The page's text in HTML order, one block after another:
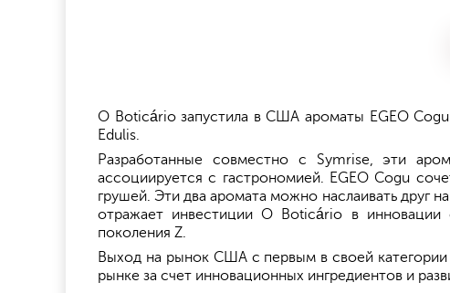
O Boticário запустила в США ароматы EGEO
Edulis.
Разработанные совместно с Symrise, эти
ассоциируется с гастрономией. EGEO Cogu
грушей. Эти два аромата можно наслаивать друг
отражает инвестиции O Boticário в инновации
поколения Z.
Выход на рынок США с первым в своей
рынке за счет инновационных ингредиентов и